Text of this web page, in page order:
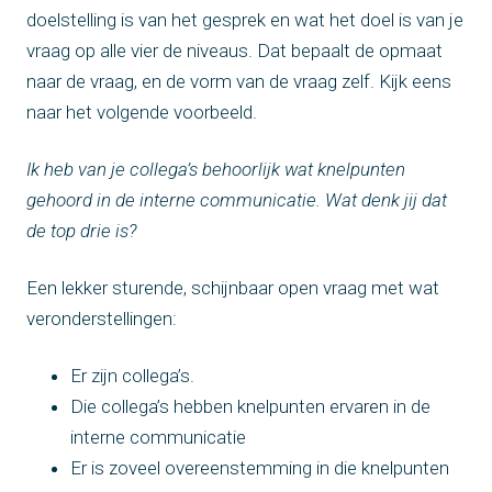
doelstelling is van het gesprek en wat het doel is van je
vraag op alle vier de niveaus. Dat bepaalt de opmaat
naar de vraag, en de vorm van de vraag zelf. Kijk eens
naar het volgende voorbeeld.
Ik heb van je collega’s behoorlijk wat knelpunten
gehoord in de interne communicatie. Wat denk jij dat
de top drie is?
Een lekker sturende, schijnbaar open vraag met wat
veronderstellingen:
Er zijn collega’s.
Die collega’s hebben knelpunten ervaren in de
interne communicatie
Er is zoveel overeenstemming in die knelpunten